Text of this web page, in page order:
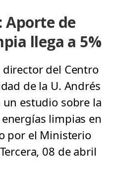
Aporte de
llega a 5%
director del Centro
de la U. Andrés
un estudio sobre la
limpias en
por el Ministerio
08 de abril